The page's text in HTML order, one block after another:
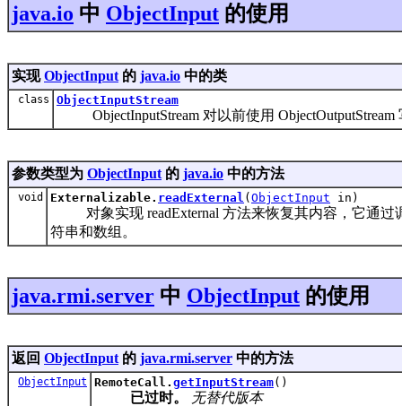
java.io 中 ObjectInput 的使用
实现ObjectInput 的 java.io 中的类
class ObjectInputStream
ObjectInputStream 对以前使用
参数类型为 ObjectInput 的 java.io 中的方法
void Externalizable. readExternal ( ObjectInput in)
对象实现 readExternal 方法来恢复其内容，它通过
符串和数组。
java.rmi.server 中 ObjectInput 的使用
返回 ObjectInput 的 java.rmi.server 中的方法
ObjectInput RemoteCall. getInputStream()
已过时。 无替代版本